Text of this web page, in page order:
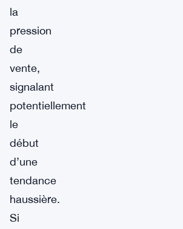
la
pression
de
vente,
signalant
potentiellement
le
début
d’une
tendance
haussière.
Si